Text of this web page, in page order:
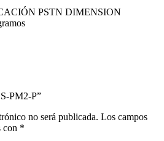
PSTN DIMENSION
PM2-P”
no será publicada. Los campos
con *